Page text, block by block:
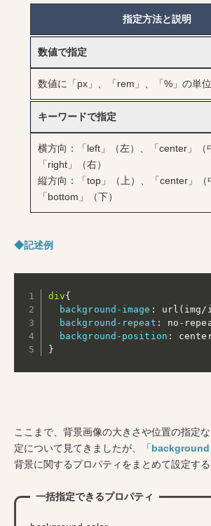
指定方法と説明
数値で指定
数値に「px」、「rem」、「%」の単
キーワードで指定
横方向：「left」（左）、「center」（
「right」（右）
縦方向：「top」（上）、「center」（
「bottom」（下）
◆記述例
div{
background-image : url(img/
background-repeat : no-
background-position :
}
ここまで、背景画像の大きさや位置の指定
定について見てきましたが、「background
背景に関するプロパティをまとめて設定する
一括指定できるプロパティ